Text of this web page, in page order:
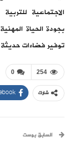
الاجتماعية
بجودة الحياة
توفير فضاءات
0 254
شارك
السابق بوست